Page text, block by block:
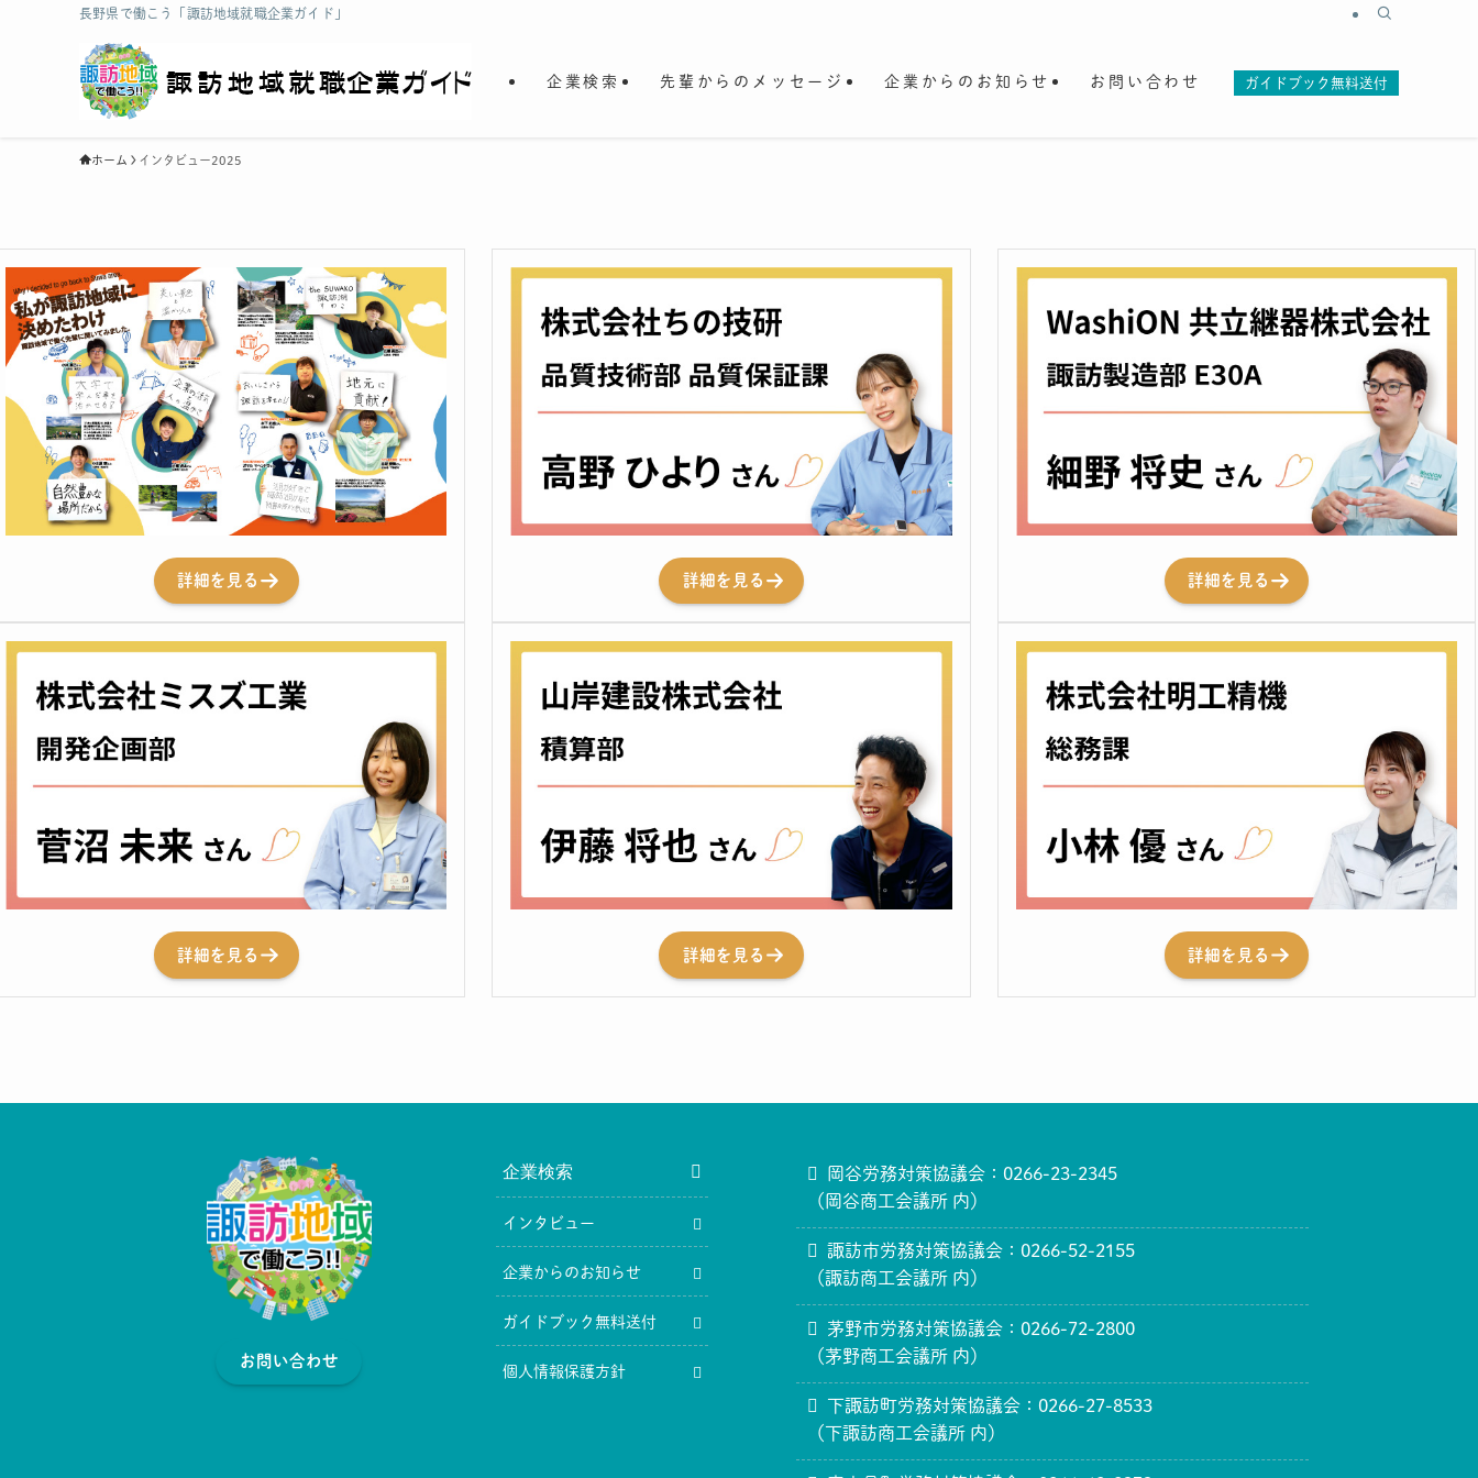
長野県で働こう「諏訪地域就職企業ガイド」
企業検索 先輩からのメッセージ 企業からのお知らせ お問い合わせ ガイドブック無料送付
ホーム インタビュー2025
詳細を見る 詳細を見る 詳細を見る
詳細を見る 詳細を見る 詳細を見る
お問い合わせ
企業検索
インタビュー
企業からのお知らせ
ガイドブック無料送付
個人情報保護方針
岡谷労務対策協議会：0266-23-2345
（岡谷商工会議所 内）
諏訪市労務対策協議会：0266-52-2155
（諏訪商工会議所 内）
茅野市労務対策協議会：0266-72-2800
（茅野商工会議所 内）
下諏訪町労務対策協議会：0266-27-8533
（下諏訪商工会議所 内）